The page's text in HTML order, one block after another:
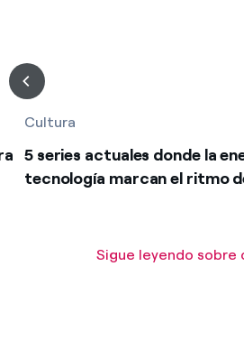
Cultura
5 series actuales donde la
tecnología marcan el ritmo
Sigue leyendo sobre